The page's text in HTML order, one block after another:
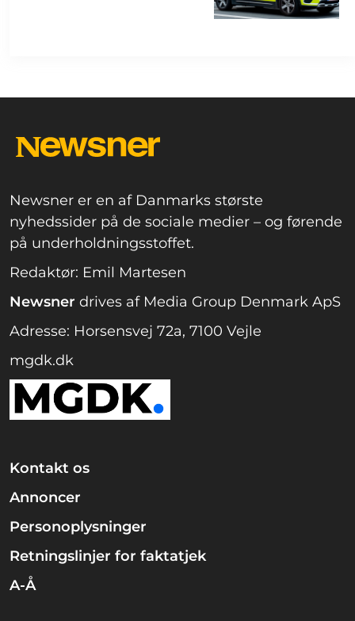
Newsner er en af Danmarks største
nyhedssider på de sociale medier – og førende
på underholdningsstoffet.
Redaktør: Emil Martesen
Newsner drives af Media Group Denmark ApS
Adresse: Horsensvej 72a, 7100 Vejle
mgdk.dk
Kontakt os
Annoncer
Personoplysninger
Retningslinjer for faktatjek
A-Å